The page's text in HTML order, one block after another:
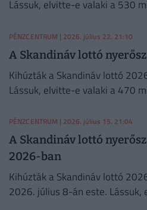
Lássuk, elvitte-e valaki a 530
PÉNZCENTRUM | 2026. július 22. 21:10
A Skandináv lottó
Kihúzták a Skandináv lottó
Lássuk, elvitte-e valaki a 470
PÉNZCENTRUM | 2026. július 15. 21:04
A Skandináv lottó
2026-ban
Kihúzták a Skandináv lottó
2026. július 8-án este.